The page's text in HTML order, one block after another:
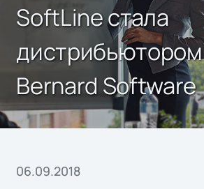
SoftLine стала
Bernard Software
06.09.2018